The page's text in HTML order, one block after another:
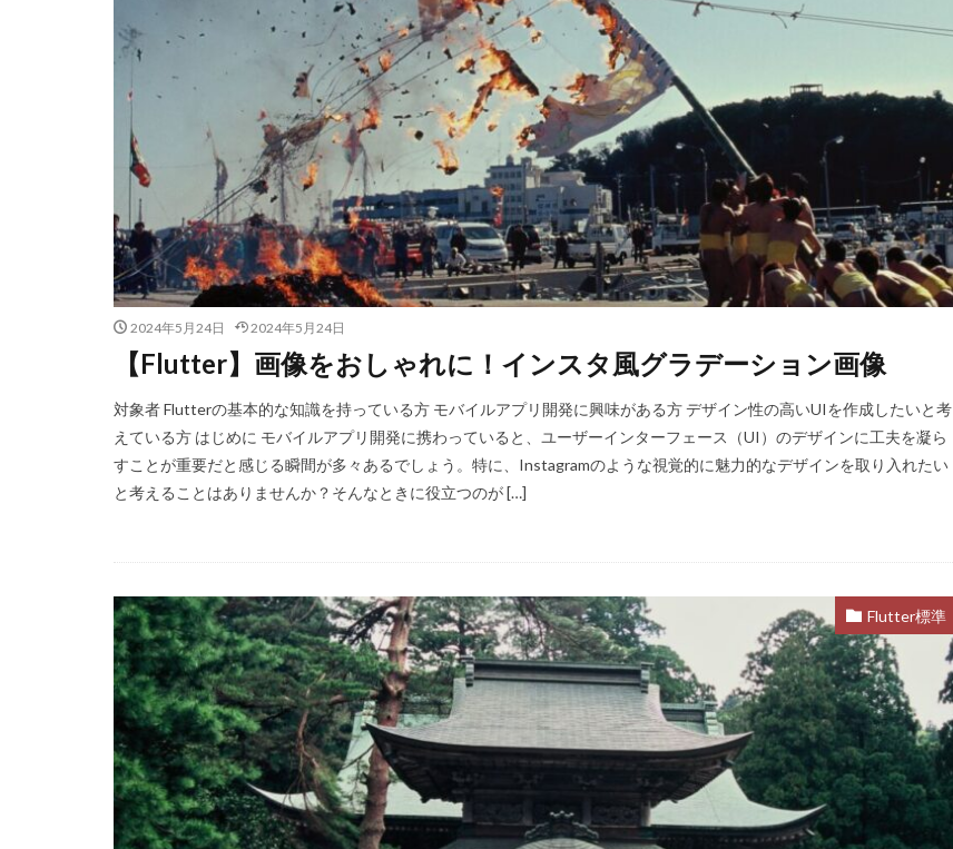
2024年5月24日 2024年5月24日
【Flutter】画像をおしゃれに！インスタ風グラデーション画像
対象者 Flutterの基本的な知識を持っている方 モバイルアプリ開発に興味がある方 デザイン性の高いUIを作成したいと考
えている方 はじめに モバイルアプリ開発に携わっていると、ユーザーインターフェース（UI）のデザインに工夫を凝ら
すことが重要だと感じる瞬間が多々あるでしょう。特に、Instagramのような視覚的に魅力的なデザインを取り入れたい
と考えることはありませんか？そんなときに役立つのが […]
Flutter標準